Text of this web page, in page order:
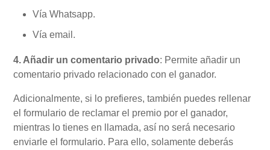
Vía Whatsapp.
Vía email.
4. Añadir un comentario privado: Permite añadir un
comentario privado relacionado con el ganador.
Adicionalmente, si lo prefieres, también puedes rellenar
el formulario de reclamar el premio por el ganador,
mientras lo tienes en llamada, así no será necesario
enviarle el formulario. Para ello, solamente deberás